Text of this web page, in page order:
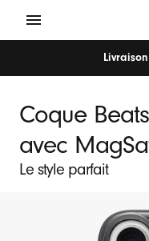
Coque
avec
Le style parfait